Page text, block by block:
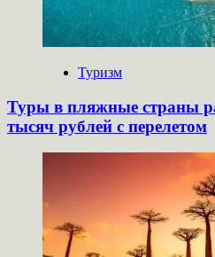
Туризм
Туры в пляжные страны
тысяч рублей с перелетом